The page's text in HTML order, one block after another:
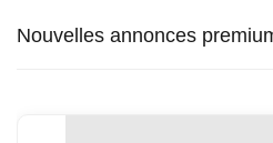
Nouvelles annonces